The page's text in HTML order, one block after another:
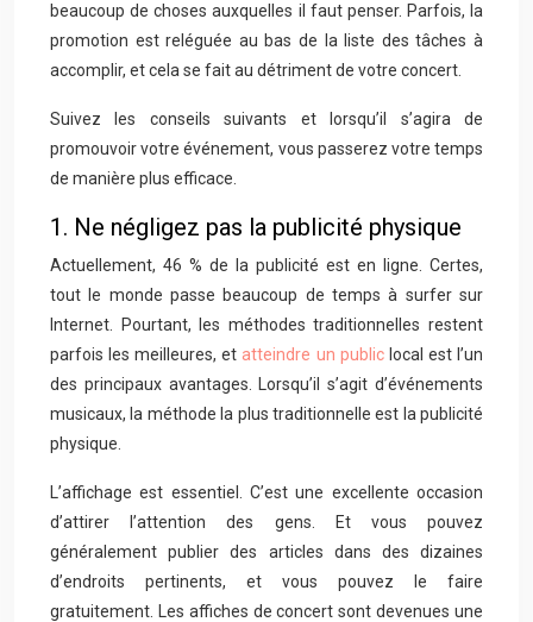
beaucoup de choses auxquelles il faut penser. Parfois, la
promotion est reléguée au bas de la liste des tâches à
accomplir, et cela se fait au détriment de votre concert.
Suivez les conseils suivants et lorsqu’il s’agira de
promouvoir votre événement, vous passerez votre temps
de manière plus efficace.
1. Ne négligez pas la publicité physique
Actuellement, 46 % de la publicité est en ligne. Certes,
tout le monde passe beaucoup de temps à surfer sur
Internet. Pourtant, les méthodes traditionnelles restent
parfois les meilleures, et atteindre un publiclocal est l’un
des principaux avantages. Lorsqu’il s’agit d’événements
musicaux, la méthode la plus traditionnelle est la publicité
physique.
L’affichage est essentiel. C’est une excellente occasion
d’attirer l’attention des gens. Et vous pouvez
généralement publier des articles dans des dizaines
d’endroits pertinents, et vous pouvez le faire
gratuitement. Les affiches de concert sont devenues une